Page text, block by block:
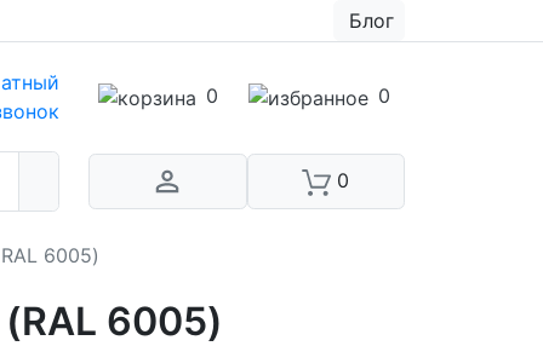
Блог
0 0
0
6005)
6005)